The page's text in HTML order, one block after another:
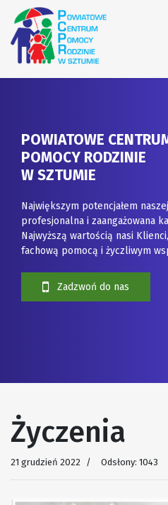
POWIATOWE
POMOCY RODZINIE
W SZTUMIE
Największym potencjałem
profesjonalna i zaangażowana
Najwyższą wartością nasi
fachową pomocą i życzliwym
Zadzwoń do nas
Życzenia
21 grudzień 2022 Odsłony: 1043